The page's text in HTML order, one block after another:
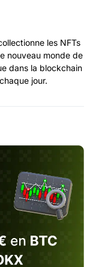
les NFTs
nouveau monde de
dans la blockchain
jour.